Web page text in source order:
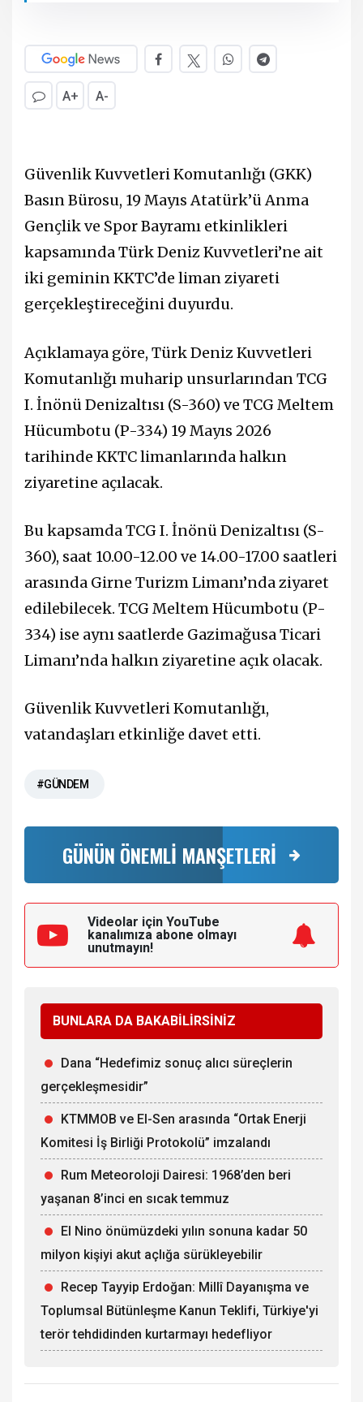
A+ A-
Güvenlik Kuvvetleri Komutanlığı (GKK)
Basın Bürosu, 19 Mayıs Atatürk’ü Anma
Gençlik ve Spor Bayramı etkinlikleri
kapsamında Türk Deniz Kuvvetleri’ne ait
iki geminin KKTC’de liman ziyareti
gerçekleştireceğini duyurdu.
Açıklamaya göre, Türk Deniz Kuvvetleri
Komutanlığı muharip unsurlarından TCG
I. İnönü Denizaltısı (S-360) ve TCG Meltem
Hücumbotu (P-334) 19 Mayıs 2026
tarihinde KKTC limanlarında halkın
ziyaretine açılacak.
Bu kapsamda TCG I. İnönü Denizaltısı (S-
360), saat 10.00-12.00 ve 14.00-17.00 saatleri
arasında Girne Turizm Limanı’nda ziyaret
edilebilecek. TCG Meltem Hücumbotu (P-
334) ise aynı saatlerde Gazimağusa Ticari
Limanı’nda halkın ziyaretine açık olacak.
Güvenlik Kuvvetleri Komutanlığı,
vatandaşları etkinliğe davet etti.
#GÜNDEM
GÜNÜN ÖNEMLİ MANŞETLERİ
Videolar için YouTube
kanalımıza abone olmayı
unutmayın!
BUNLARA DA BAKABİLİRSİNİZ
Dana “Hedefimiz sonuç alıcı süreçlerin
gerçekleşmesidir”
KTMMOB ve El-Sen arasında “Ortak Enerji
Komitesi İş Birliği Protokolü” imzalandı
Rum Meteoroloji Dairesi: 1968’den beri
yaşanan 8’inci en sıcak temmuz
El Nino önümüzdeki yılın sonuna kadar 50
milyon kişiyi akut açlığa sürükleyebilir
Recep Tayyip Erdoğan: Millî Dayanışma ve
Toplumsal Bütünleşme Kanun Teklifi, Türkiye'yi
terör tehdidinden kurtarmayı hedefliyor